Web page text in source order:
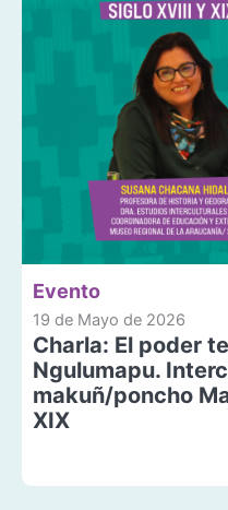
Evento
19 de Mayo de 2026
Charla: El poder
Ngulumapu.
makuñ/poncho
XIX